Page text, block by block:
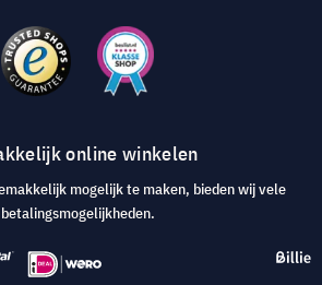
online winkelen
mogelijk te maken, bieden wij vele
betalingsmogelijkheden.